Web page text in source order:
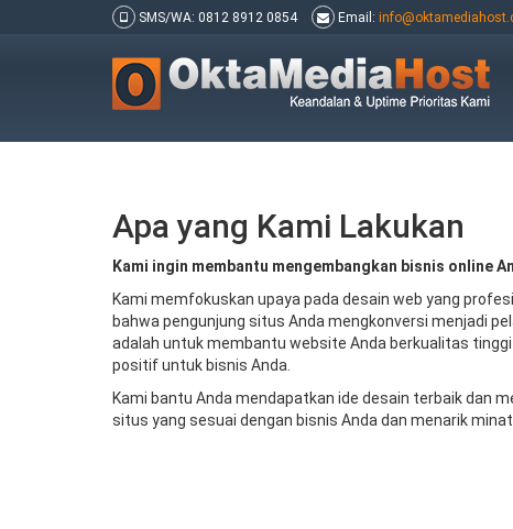
SMS/WA: 0812 8912 0854 Email:
Apa yang Kami Lakukan
Kami ingin membantu mengembangkan bisnis online
Kami memfokuskan upaya pada desain web yang
bahwa pengunjung situs Anda mengkonversi menjadi
adalah untuk membantu website Anda berkualitas
positif untuk bisnis Anda.
Kami bantu Anda mendapatkan ide desain terbaik dan
situs yang sesuai dengan bisnis Anda dan menarik